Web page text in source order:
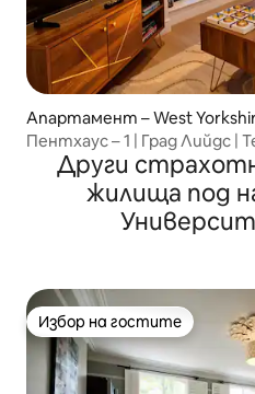
Апартамент – West
Пентхаус – 1 | Град Лийдс |
Други
жилища под
Избор на гостите
Избор на гостите